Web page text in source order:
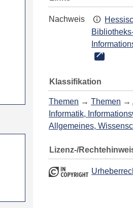
Nachweis
Klassifikation
Themen → Themen →
Informatik,
Allgemeines,
Lizenz-/